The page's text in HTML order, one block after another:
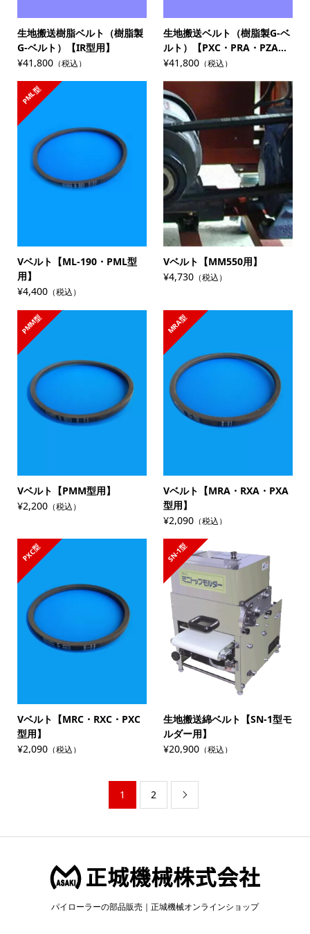
生地搬送樹脂ベルト（樹脂製
G-ベルト）【IR型用】
¥41,800（税込）
生地搬送ベルト（樹脂製G-ベ
ルト）【PXC・PRA・PZA...
¥41,800 （税込）
PML型
Vベルト【ML-190・PML型
用】
¥4,400（税込）
Vベルト【MM550用】
¥4,730 （税込）
PMM型
Vベルト【PMM型用】
¥2,200（税込）
MRA型
Vベルト【MRA・RXA・PXA
型用】
¥2,090 （税込）
PXC型
Vベルト【MRC・RXC・PXC
型用】
¥2,090（税込）
SN-1型
生地搬送綿ベルト【SN-1型モ
ルダー用】
¥20,900 （税込）
1 2 
パイローラーの部品販売｜正城機械オンラインショップ